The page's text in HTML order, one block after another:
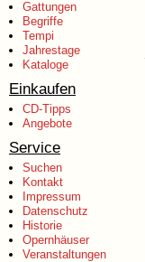
Gattungen
Begriffe
Tempi
Jahrestage
Kataloge
Einkaufen
CD-Tipps
Angebote
Service
Suchen
Kontakt
Impressum
Datenschutz
Historie
Opernhäuser
Veranstaltungen